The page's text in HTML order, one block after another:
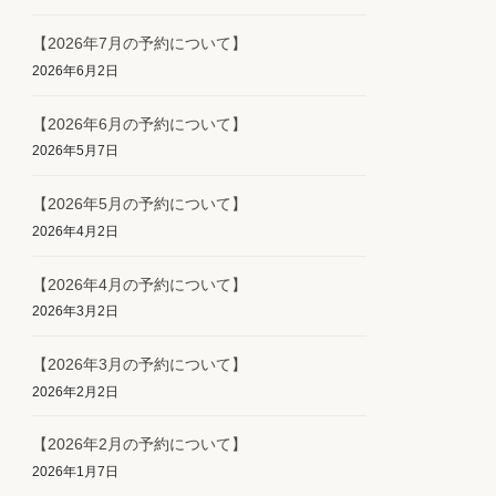
【2026年7月の予約について】
2026年6月2日
【2026年6月の予約について】
2026年5月7日
【2026年5月の予約について】
2026年4月2日
【2026年4月の予約について】
2026年3月2日
【2026年3月の予約について】
2026年2月2日
【2026年2月の予約について】
2026年1月7日